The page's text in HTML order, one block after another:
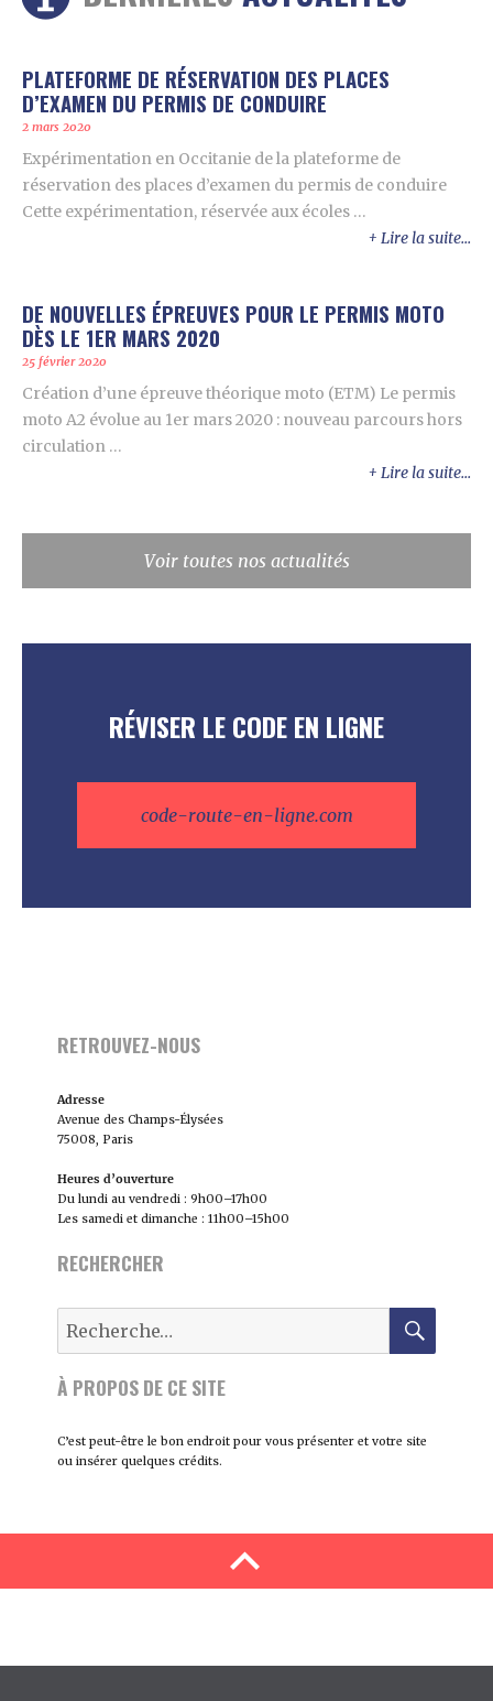
PLATEFORME DE RÉSERVATION DES PLACES
D’EXAMEN DU PERMIS DE CONDUIRE
2 mars 2020
Expérimentation en Occitanie de la plateforme de
réservation des places d’examen du permis de conduire
Cette expérimentation, réservée aux écoles …
Lire la suite...
DE NOUVELLES ÉPREUVES POUR LE PERMIS MOTO
DÈS LE 1ER MARS 2020
25 février 2020
Création d’une épreuve théorique moto (ETM) Le permis
moto A2 évolue au 1er mars 2020 : nouveau parcours hors
circulation …
Lire la suite...
Voir toutes nos actualités
RÉVISER LE CODE EN LIGNE
code-route-en-ligne.com
RETROUVEZ-NOUS
Adresse
Avenue des Champs-Élysées
75008, Paris
Heures d’ouverture
Du lundi au vendredi : 9h00–17h00
Les samedi et dimanche : 11h00–15h00
RECHERCHER
pour :
À PROPOS DE CE SITE
C’est peut-être le bon endroit pour vous présenter et votre site
ou insérer quelques crédits.